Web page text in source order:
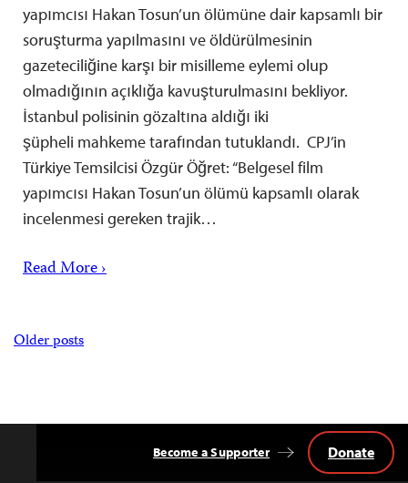
yapımcısı Hakan Tosun’un ölümüne dair kapsamlı bir
soruşturma yapılmasını ve öldürülmesinin
gazeteciliğine karşı bir misilleme eylemi olup
olmadığının açıklığa kavuşturulmasını bekliyor.
İstanbul polisinin gözaltına aldığı iki
şüpheli mahkeme tarafından tutuklandı. CPJ’in
Türkiye Temsilcisi Özgür Öğret: “Belgesel film
yapımcısı Hakan Tosun’un ölümü kapsamlı olarak
incelenmesi gereken trajik…
Read More ›
Posts
Older posts
Become a Supporter Donate